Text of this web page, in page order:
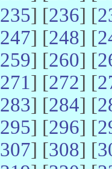
235] [236] [
247] [248] [
259] [260] [
271] [272] [
283] [284] [
295] [296] [
307] [308] [